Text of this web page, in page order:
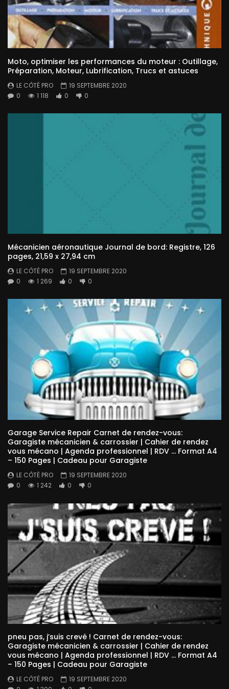
Moto, optimiser les performances du moteur : Outillage,
Préparation, Moteur, Lubrification, Trucs et astuces
LE CÔTÉ PRO
19 SEPTEMBRE 2020
0
1 118 0 0
Mécanicien aéronautique Journal de bord: Registre, 126
pages, 21,59 x 27,94 cm
LE CÔTÉ PRO
19 SEPTEMBRE 2020
0
1 269 0 0
Garage Service Repair Carnet de rendez-vous:
Garagiste mécanicien & carrossier | Cahier de rendez
vous mécano | Agenda professionnel | RDV … Format A4
– 150 Pages | Cadeau pour Garagiste
LE CÔTÉ PRO
19 SEPTEMBRE 2020
0
1 242 0 0
pneu pas, j’suis crevé ! Carnet de rendez-vous:
Garagiste mécanicien & carrossier | Cahier de rendez
vous mécano | Agenda professionnel | RDV … Format A4
– 150 Pages | Cadeau pour Garagiste
LE CÔTÉ PRO
19 SEPTEMBRE 2020